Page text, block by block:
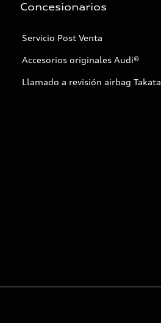
Concesionarios
Servicio Post Venta
Accesorios originales Audi®
Llamado a revisión airbag Takata